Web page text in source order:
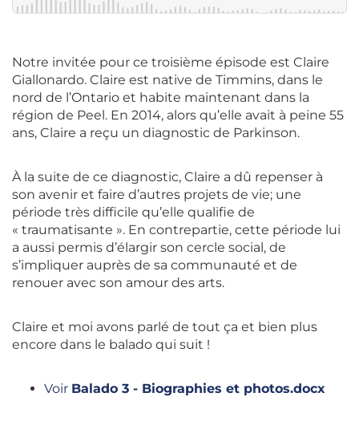
Notre invitée pour ce troisième épisode est Claire
Giallonardo. Claire est native de Timmins, dans le
nord de l’Ontario et habite maintenant dans la
région de Peel. En 2014, alors qu’elle avait à peine 55
ans, Claire a reçu un diagnostic de Parkinson.
À la suite de ce diagnostic, Claire a dû repenser à
son avenir et faire d’autres projets de vie; une
période très difficile qu’elle qualifie de
« traumatisante ». En contrepartie, cette période lui
a aussi permis d’élargir son cercle social, de
s’impliquer auprès de sa communauté et de
renouer avec son amour des arts.
Claire et moi avons parlé de tout ça et bien plus
encore dans le balado qui suit !
Voir Balado 3 - Biographies et photos.docx